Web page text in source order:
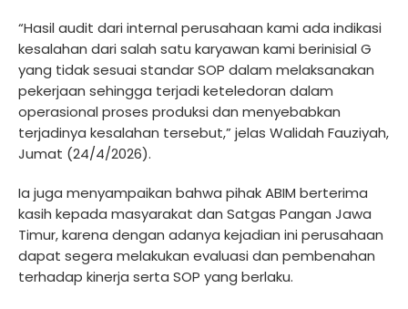
“Hasil audit dari internal perusahaan kami ada indikasi
kesalahan dari salah satu karyawan kami berinisial G
yang tidak sesuai standar SOP dalam melaksanakan
pekerjaan sehingga terjadi keteledoran dalam
operasional proses produksi dan menyebabkan
terjadinya kesalahan tersebut,” jelas Walidah Fauziyah,
Jumat (24/4/2026).
Ia juga menyampaikan bahwa pihak ABIM berterima
kasih kepada masyarakat dan Satgas Pangan Jawa
Timur, karena dengan adanya kejadian ini perusahaan
dapat segera melakukan evaluasi dan pembenahan
terhadap kinerja serta SOP yang berlaku.